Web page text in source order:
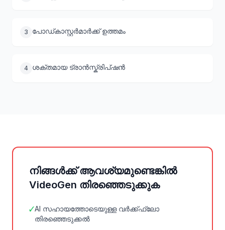
3 പോഡ്കാസ്റ്റർമാർക്ക് ഉത്തമം
4 ശക്തമായ ട്രാൻസ്ക്രിപ്ഷൻ
നിങ്ങൾക്ക് ആവശ്യമുണ്ടെങ്കിൽ
VideoGen തിരഞ്ഞെടുക്കുക
✓AI സഹായത്തോടെയുള്ള വർക്ക്ഫ്ലോ
തിരഞ്ഞെടുക്കൽ